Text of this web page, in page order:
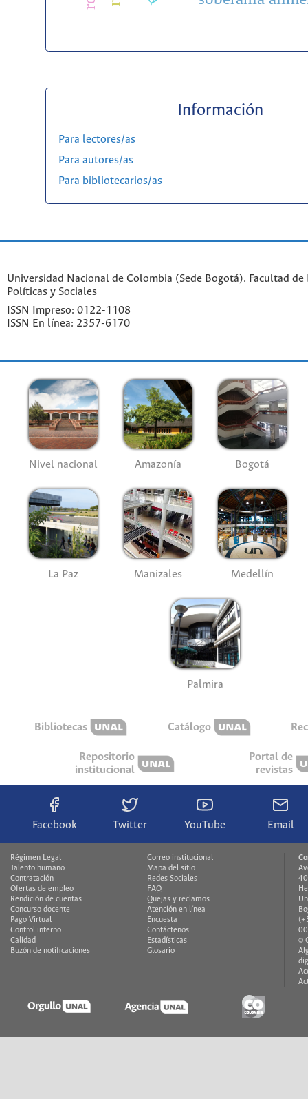
Información
Para lectores/as
Para autores/as
Para bibliotecarios/as
Universidad Nacional de Colombia (Sede Bogotá). Facultad de
Políticas y Sociales
ISSN Impreso: 0122-1108
ISSN En línea: 2357-6170
Nivel nacional Amazonía Bogotá
La Paz Manizales Medellín
Palmira
Bibliotecas Catálogo
Repositorio
institucional
Portal de
revistas
Facebook Twitter YouTube Email
Régimen Legal
Talento humano
Contratación
Ofertas de empleo
Rendición de cuentas
Concurso docente
Pago Virtual
Control interno
Calidad
Buzón de notificaciones
Correo institucional
Mapa del sitio
Redes Sociales
FAQ
Quejas y reclamos
Atención en línea
Encuesta
Contáctenos
Estadísticas
Glosario
©